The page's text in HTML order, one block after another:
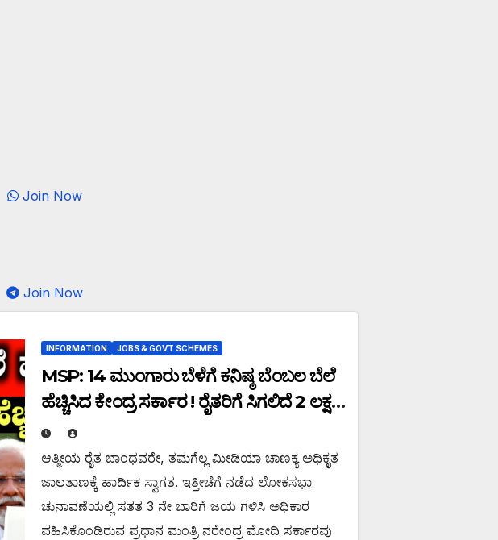
Join Now
Join Now
INFORMATION JOBS & GOVT SCHEMES
MSP: 14 ಮುಂಗಾರು ಬೆಳೆಗೆ ಕನಿಷ್ಠ ಬೆಂಬಲ ಬೆಲೆ
ಹೆಚ್ಚಿಸಿದ ಕೇಂದ್ರ ಸರ್ಕಾರ ! ರೈತರಿಗೆ ಸಿಗಲಿದೆ 2 ಲಕ್ಷ
ಕೋಟಿ ರೂಪಾಯಿ ಬೆಂಬಲ ಬೆಲೆ!
ಆತ್ಮೀಯ ರೈತ ಬಾಂಧವರೇ, ತಮಗೆಲ್ಲ ಮೀಡಿಯಾ ಚಾಣಕ್ಯ ಅಧಿಕೃತ
ಜಾಲತಾಣಕ್ಕೆ ಹಾರ್ದಿಕ ಸ್ವಾಗತ. ಇತ್ತೀಚೆಗೆ ನಡೆದ ಲೋಕಸಭಾ
ಚುನಾವಣೆಯಲ್ಲಿ ಸತತ 3 ನೇ ಬಾರಿಗೆ ಜಯ ಗಳಿಸಿ ಅಧಿಕಾರ
ವಹಿಸಿಕೊಂಡಿರುವ ಪ್ರಧಾನ ಮಂತ್ರಿ ನರೇಂದ್ರ ಮೋದಿ ಸರ್ಕಾರವು